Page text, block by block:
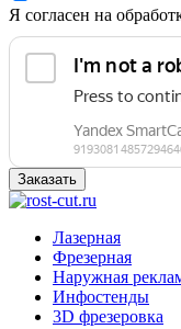
Я согласен на
Заказать
Лазерная
Фрезерная
Наружная
Инфостенды
3D фрезеровка